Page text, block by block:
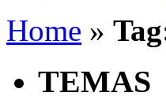
Home »
TEMAS